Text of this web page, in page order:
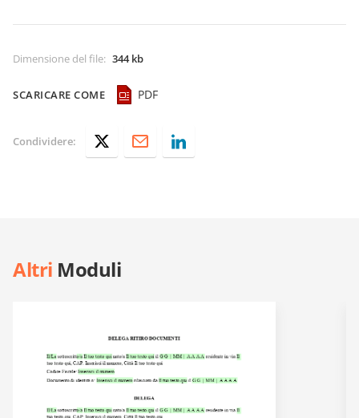
Dimensione del file: 344 kb
SCARICARE COME PDF
Condividere:
Altri Moduli